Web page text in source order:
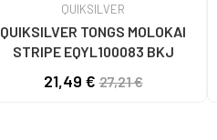
QUIKSILVER
QUIKSILVER TONGS MOLOKAI
STRIPE EQYL100083 BKJ
21,49 €27,21 €